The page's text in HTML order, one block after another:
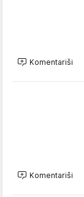
Komentariši
Komentariši